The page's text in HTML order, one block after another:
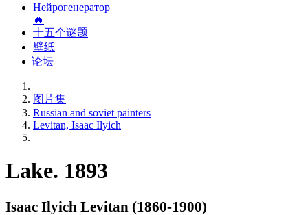
Нейрогенератор
🔥
十五个谜题
壁纸
论坛
图片集
Russian and soviet painters
Levitan, Isaac Ilyich
Lake. 1893
Isaac Ilyich Levitan (1860-1900)